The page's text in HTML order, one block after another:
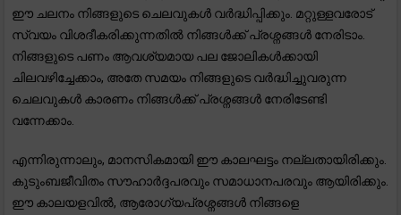
ഈ ചലനം നിങ്ങളുടെ ചെലവുകൾ വർദ്ധിപ്പിക്കും. മറ്റുള്ളവരോട്
സ്വയം വിശദീകരിക്കുന്നതിൽ നിങ്ങൾക്ക് പ്രശ്നങ്ങൾ നേരിടാം.
നിങ്ങളുടെ പണം ആവശ്യമായ പല ജോലികൾക്കായി
ചിലവഴിച്ചേക്കാം, അതേ സമയം നിങ്ങളുടെ വർദ്ധിച്ചുവരുന്ന
ചെലവുകൾ കാരണം നിങ്ങൾക്ക് പ്രശ്നങ്ങൾ നേരിടേണ്ടി
വന്നേക്കാം.
എന്നിരുന്നാലും, മാനസികമായി ഈ കാലഘട്ടം നല്ലതായിരിക്കും.
കുടുംബജീവിതം സൗഹാർദ്ദപരവും സമാധാനപരവും ആയിരിക്കും.
ഈ കാലയളവിൽ, ആരോഗ്യപ്രശ്നങ്ങൾ നിങ്ങളെ